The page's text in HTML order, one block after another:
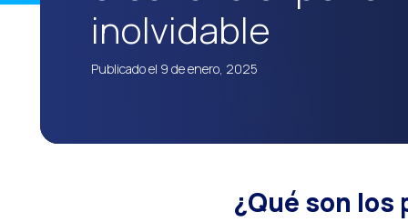
inolvidable
Publicado el 9 de enero, 2025
¿Qué son